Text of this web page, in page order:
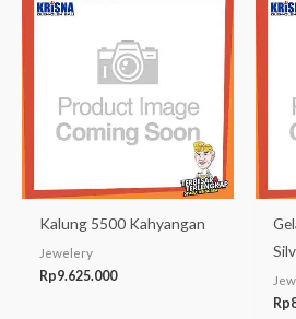
Kalung 5500 Kahyangan
Jewelery
Rp9.625.000
Rp